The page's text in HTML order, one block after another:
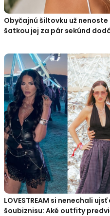
Obyčajnú šiltovku už
šatkou jej za pár sekúnd
LOVESTREAM si nenechali
šoubiznisu: Aké outfity